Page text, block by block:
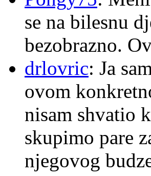
se na bilesnu
bezobrazno.
drlovric: Ja
ovom
nisam shvatio
skupimo pare
njegovog